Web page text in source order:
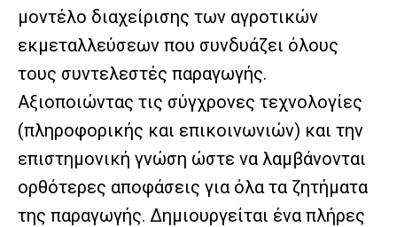
μοντέλο διαχείρισης των αγροτικών
εκμεταλλεύσεων που συνδυάζει όλους
τους συντελεστές παραγωγής.
Αξιοποιώντας τις σύγχρονες τεχνολογίες
(πληροφορικής και επικοινωνιών) και την
επιστημονική γνώση ώστε να λαμβάνονται
ορθότερες αποφάσεις για όλα τα ζητήματα
της παραγωγής. Δημιουργείται ένα πλήρες